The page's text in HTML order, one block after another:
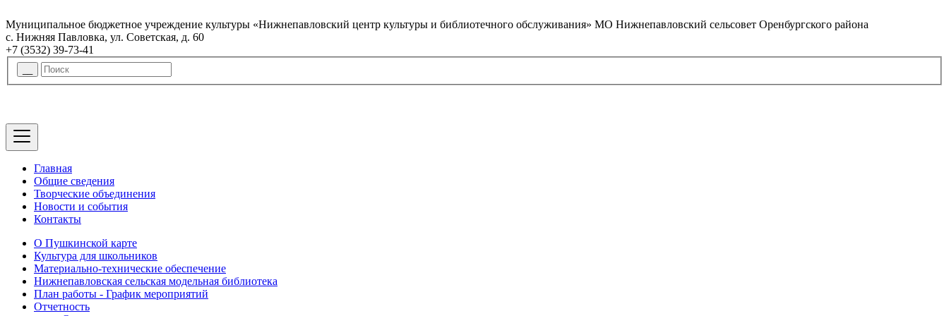
Муниципальное бюджетное учреждение культуры «Нижнепавловский центр культуры и библиотечного обслуживания» МО Нижнепавловский сельсовет Оренбургского района
с. Нижняя Павловка, ул. Советская, д. 60
+7 (3532) 39-73-41
Главная
Общие сведения
Творческие объединения
Новости и события
Контакты
О Пушкинской карте
Культура для школьников
Материально-технические обеспечение
Нижнепавловская сельская модельная библиотека
План работы - График мероприятий
Отчетность